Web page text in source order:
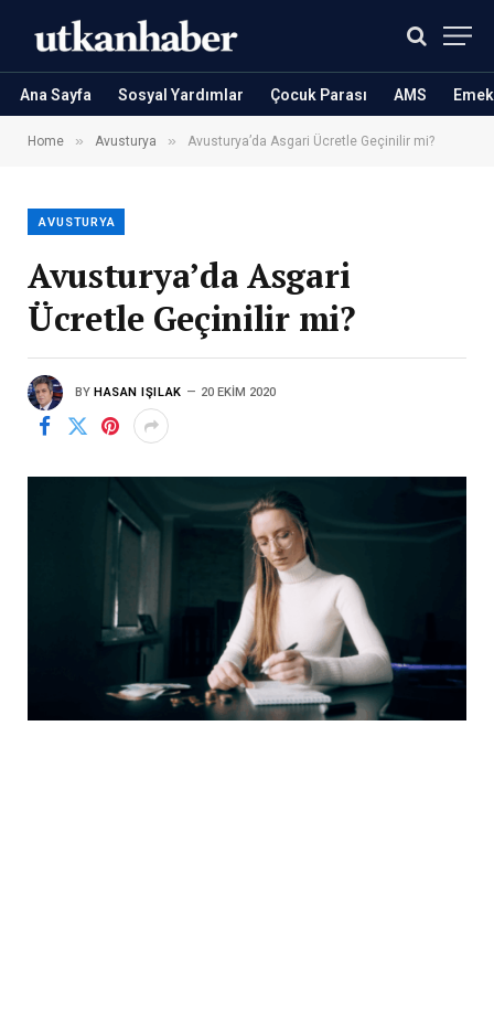
Ana Sayfa Sosyal Yardımlar Çocuk Parası AMS
Home » Avusturya » Avusturya’da Asgari Ücretle Geçinilir mi?
AVUSTURYA
Avusturya’da Asgari
Ücretle Geçinilir mi?
BY HASAN IŞILAK 20 EKIM 2020